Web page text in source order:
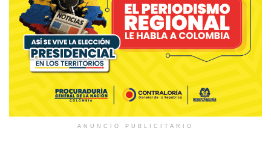
ANUNCIO PUBLICITARIO